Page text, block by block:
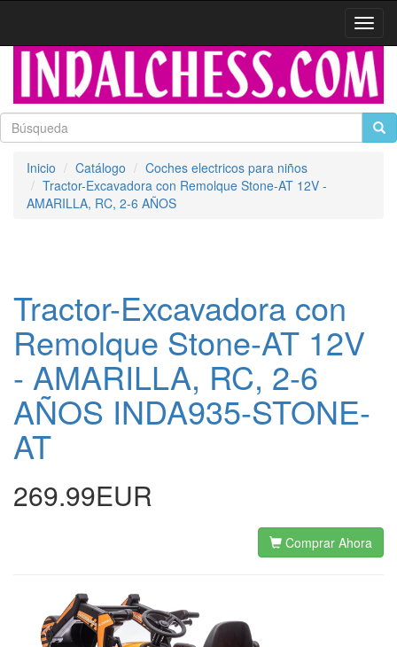
Inicio Catálogo
Coches electricos para niños
Tractor-Excavadora con Remolque Stone-AT 12V -
AMARILLA, RC, 2-6 AÑOS
Tractor-Excavadora con
Remolque Stone-AT 12V
- AMARILLA, RC, 2-6
AÑOS INDA935-STONE-
AT
269.99EUR
Comprar Ahora